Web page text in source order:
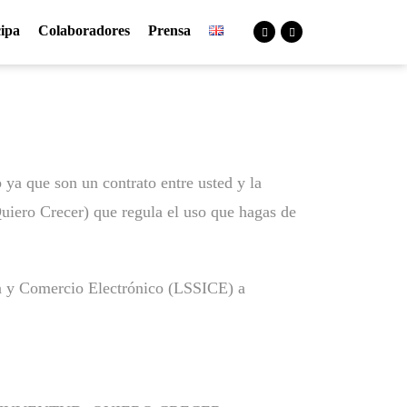
Colaboradores Prensa
que son un contrato entre usted y la
Crecer) que regula el uso que hagas de
Comercio Electrónico (LSSICE) a